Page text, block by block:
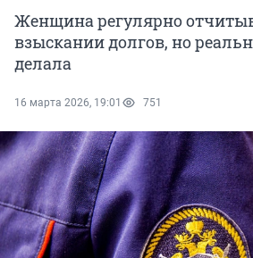
Женщина регулярно
взыскании долгов, но
делала
16 марта 2026, 19:01 751